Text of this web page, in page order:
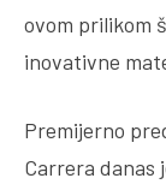
ovom prilikom
inovativne
Premijerno
Carrera danas